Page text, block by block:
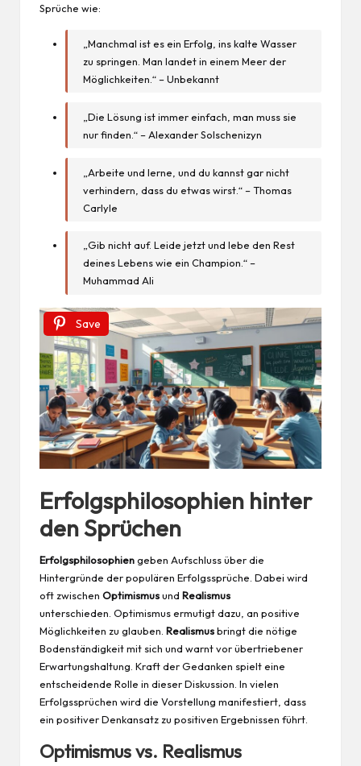
Sprüche wie:
„Manchmal ist es ein Erfolg, ins kalte Wasser
zu springen. Man landet in einem Meer der
Möglichkeiten.“ – Unbekannt
„Die Lösung ist immer einfach, man muss sie
nur finden.“ – Alexander Solschenizyn
„Arbeite und lerne, und du kannst gar nicht
verhindern, dass du etwas wirst.“ – Thomas
Carlyle
„Gib nicht auf. Leide jetzt und lebe den Rest
deines Lebens wie ein Champion.“ –
Muhammad Ali
Save
Erfolgsphilosophien hinter
den Sprüchen
Erfolgsphilosophiengeben Aufschluss über die
Hintergründe der populären Erfolgssprüche. Dabei wird
oft zwischen Optimismusund Realismus
unterschieden. Optimismus ermutigt dazu, an positive
Möglichkeiten zu glauben. Realismusbringt die nötige
Bodenständigkeit mit sich und warnt vor übertriebener
Erwartungshaltung. Kraft der Gedanken spielt eine
entscheidende Rolle in dieser Diskussion. In vielen
Erfolgssprüchen wird die Vorstellung manifestiert, dass
ein positiver Denkansatz zu positiven Ergebnissen führt.
Optimismus vs. Realismus